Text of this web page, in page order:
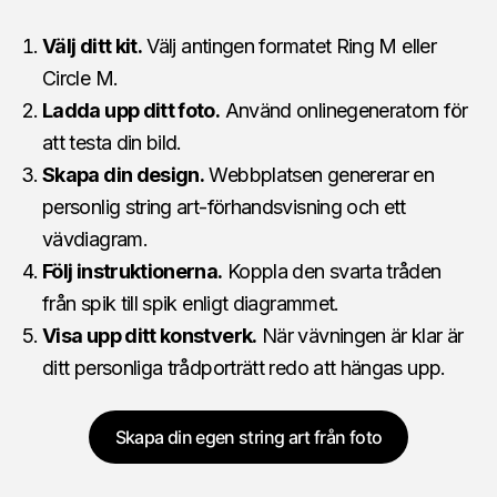
Välj ditt kit.Välj antingen formatet Ring M eller
Circle M.
Ladda upp ditt foto. Använd onlinegeneratorn för
att testa din bild.
Skapa din design.Webbplatsen genererar en
personlig string art-förhandsvisning och ett
vävdiagram.
Följ instruktionerna. Koppla den svarta tråden
från spik till spik enligt diagrammet.
Visa upp ditt konstverk. När vävningen är klar är
ditt personliga trådporträtt redo att hängas upp.
Skapa din egen string art från foto